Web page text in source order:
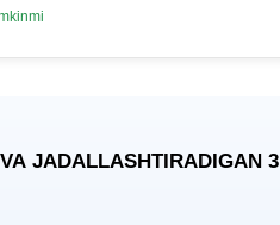
JADALLASHTIRADIGAN 3